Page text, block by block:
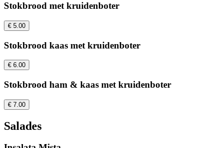
Stokbrood met kruidenboter
€ 5.00
Stokbrood kaas met kruidenboter
€ 6.00
Stokbrood ham & kaas met kruidenboter
€ 7.00
Salades